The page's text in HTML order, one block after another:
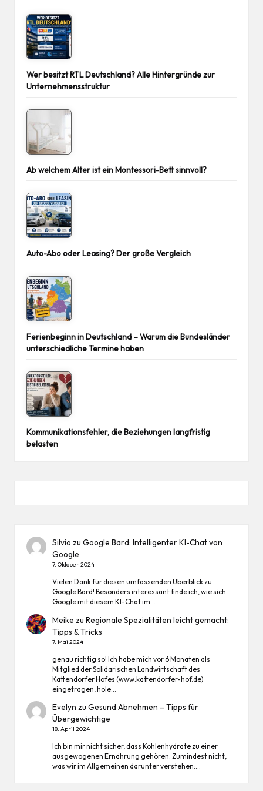
Wer besitzt RTL Deutschland? Alle Hintergründe zur
Unternehmensstruktur
Ab welchem Alter ist ein Montessori-Bett sinnvoll?
Auto-Abo oder Leasing? Der große Vergleich
Ferienbeginn in Deutschland – Warum die Bundesländer
unterschiedliche Termine haben
Kommunikationsfehler, die Beziehungen langfristig
belasten
Silvio zuGoogle Bard: Intelligenter KI-Chat von
Google
7. Oktober 2024
Vielen Dank für diesen umfassenden Überblick zu
Google Bard! Besonders interessant finde ich, wie sich
Google mit diesem KI-Chat im…
Meike zuRegionale Spezialitäten leicht gemacht:
Tipps & Tricks
7. Mai 2024
genau richtig so! Ich habe mich vor 6 Monaten als
Mitglied der Solidarischen Landwirtschaft des
Kattendorfer Hofes (www.kattendorfer-hof.de)
eingetragen, hole…
Evelyn zuGesund Abnehmen – Tipps für
Übergewichtige
18. April 2024
Ich bin mir nicht sicher, dass Kohlenhydrate zu einer
ausgewogenen Ernährung gehören. Zumindest nicht,
was wir im Allgemeinen darunter verstehen:…